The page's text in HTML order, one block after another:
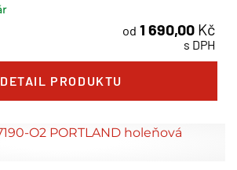
od 1 690,00 Kč
s DPH
DETAIL PRODUKTU